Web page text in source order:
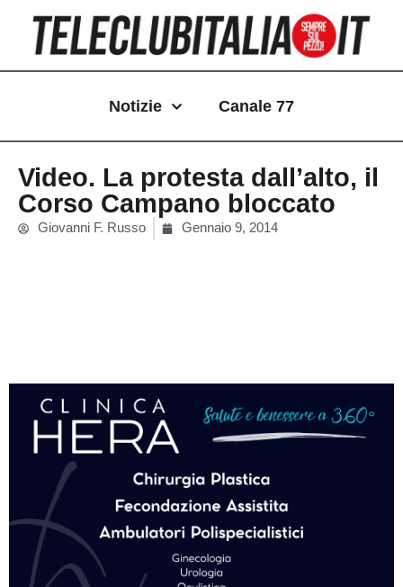
contenuto
Notizie Canale 77
Video. La protesta dall’alto, il
Corso Campano bloccato
Giovanni F. Russo Gennaio 9, 2014